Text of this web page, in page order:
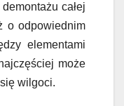
całej
o odpowiednim
elementami
może
wilgoci.